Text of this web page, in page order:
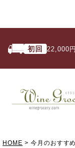
初回 22,000円(税
HOME 今月のおすす